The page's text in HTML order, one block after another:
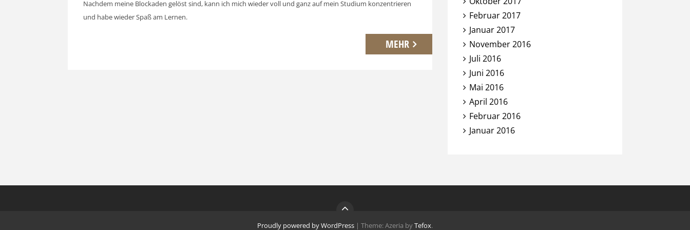
Nachdem meine Blockaden gelöst sind, kann ich mich wieder voll und ganz auf mein Studium konzentrieren
und habe wieder Spaß am Lernen.
MEHR
Februar 2017
Januar 2017
November 2016
Juli 2016
Juni 2016
Mai 2016
April 2016
Februar 2016
Januar 2016
Proudly powered by WordPress | Theme: Azeria byTefox.